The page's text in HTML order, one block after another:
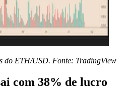
do ETH/USD. Fonte: TradingView
com 38% de lucro